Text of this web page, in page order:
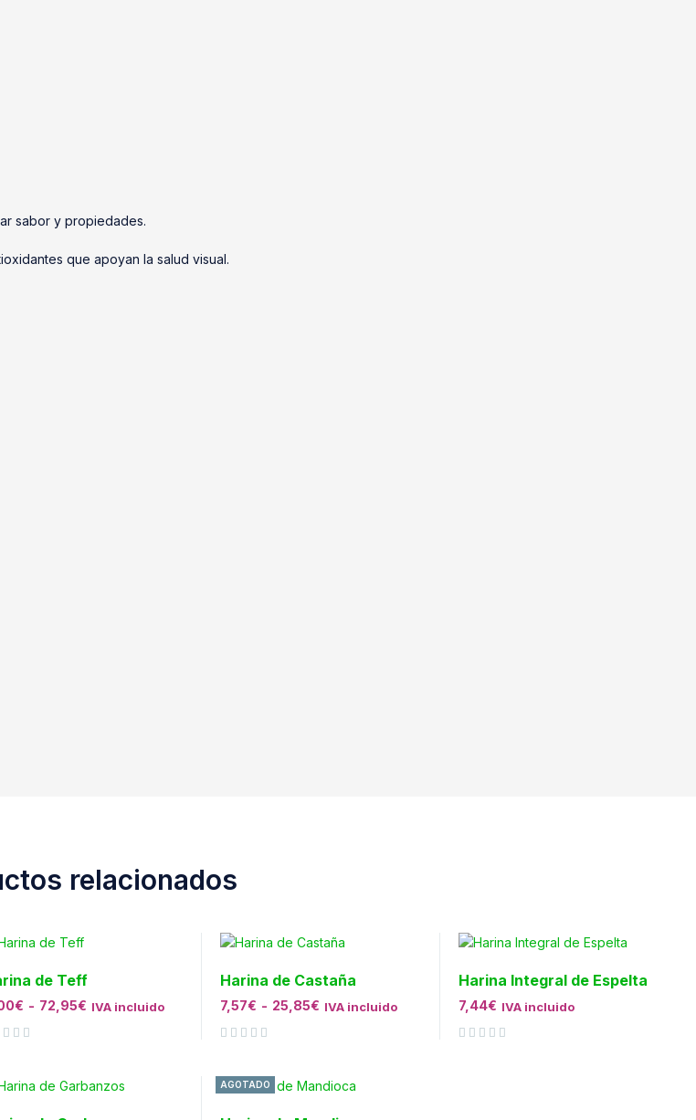
sabor y propiedades.
que apoyan la salud visual.
relacionados
de Teff
€ - 72,95€ IVA incluido
Harina de Castaña
7,57€ - 25,85€ IVA incluido
Harina Integral de Espelta
7,44€ IVA incluido
AGOTADO